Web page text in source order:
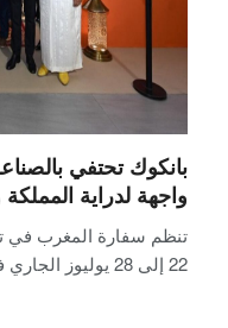
بانكوك تحتفي
واجهة لدراية المملكة
تنظم سفارة المغرب في
22 إلى 28 يوليوز الجاري في…